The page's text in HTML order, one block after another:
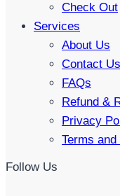
Check Out
Services
About Us
Contact Us
FAQs
Refund &
Privacy
Terms
Follow Us